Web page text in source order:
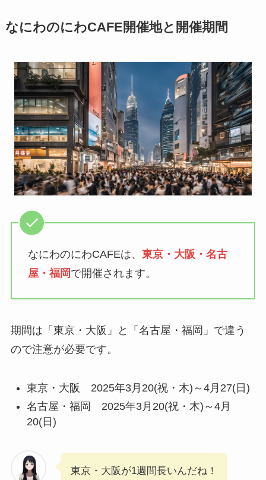
なにわのにわCAFE開催地と開催期間
なにわのにわCAFEは、 東京・大阪・名古
屋・福岡 で開催されます。
期間は「東京・大阪」と「名古屋・福岡」で違う
ので注意が必要です。
東京・大阪 2025年3月20(祝・木)～4月27(日)
名古屋・福岡 2025年3月20(祝・木)～4月
20(日)
東京・大阪が1週間長いんだね！